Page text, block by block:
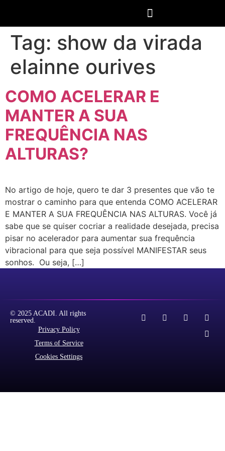
Tag: show da virada
elainne ourives
COMO ACELERAR E
MANTER A SUA
FREQUÊNCIA NAS
ALTURAS?
No artigo de hoje, quero te dar 3 presentes que vão te
mostrar o caminho para que entenda COMO ACELERAR
E MANTER A SUA FREQUÊNCIA NAS ALTURAS. Você já
sabe que se quiser cocriar a realidade desejada, precisa
pisar no acelerador para aumentar sua frequência
vibracional para que seja possível MANIFESTAR seus
sonhos. Ou seja, […]
© 2025 ACADI. All rights
reserved.
Privacy Policy
Terms of Service
Cookies Settings